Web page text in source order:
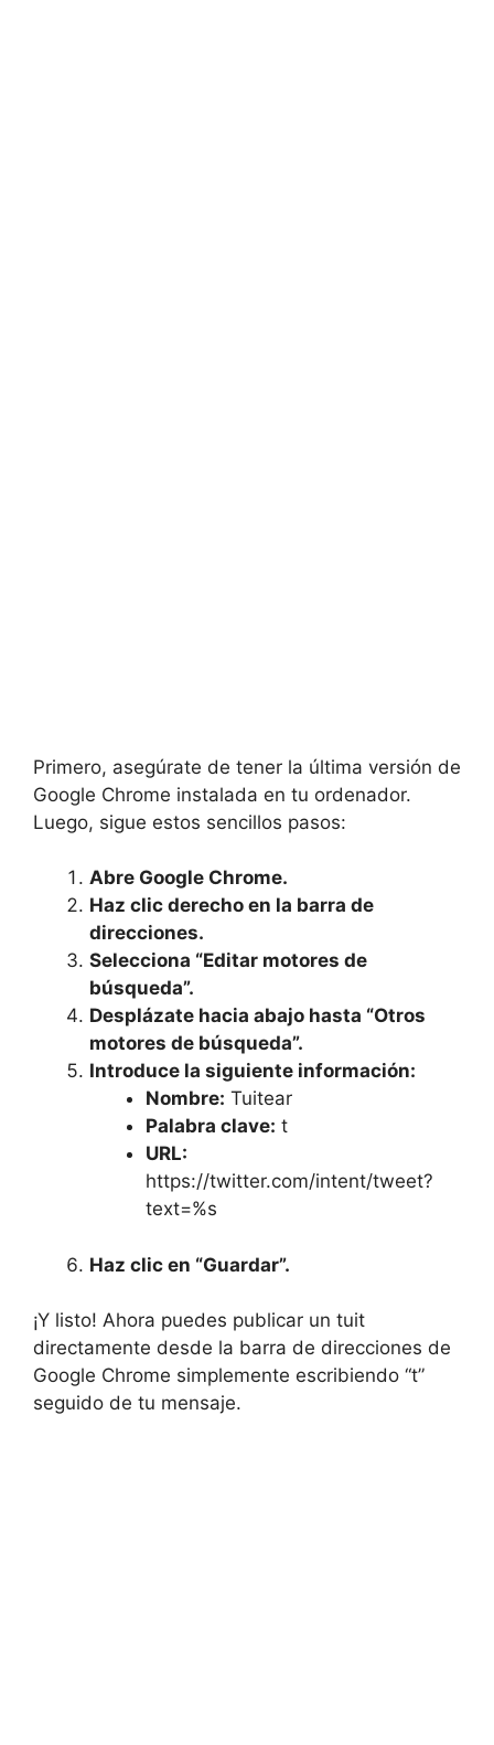
Primero, asegúrate de tener la última versión de
Google Chrome instalada en tu ordenador.
Luego, sigue estos sencillos pasos:
Abre Google Chrome.
Haz clic derecho en la barra de
direcciones.
Selecciona “Editar motores de
búsqueda”.
Desplázate hacia abajo hasta “Otros
motores de búsqueda”.
Introduce la siguiente información:
Nombre: Tuitear
Palabra clave: t
URL:
https://twitter.com/intent/tweet?
text=%s
Haz clic en “Guardar”.
¡Y listo! Ahora puedes publicar un tuit
directamente desde la barra de direcciones de
Google Chrome simplemente escribiendo “t”
seguido de tu mensaje.